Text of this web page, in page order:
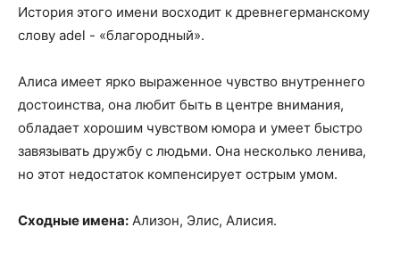
История этого имени восходит к древнегерманскому
слову adel - «благородный».
Алиса имеет ярко выраженное чувство внутреннего
достоинства, она любит быть в центре внимания,
обладает хорошим чувством юмора и умеет быстро
завязывать дружбу с людьми. Она несколько ленива,
но этот недостаток компенсирует острым умом.
Сходные имена: Ализон, Элис, Алисия.